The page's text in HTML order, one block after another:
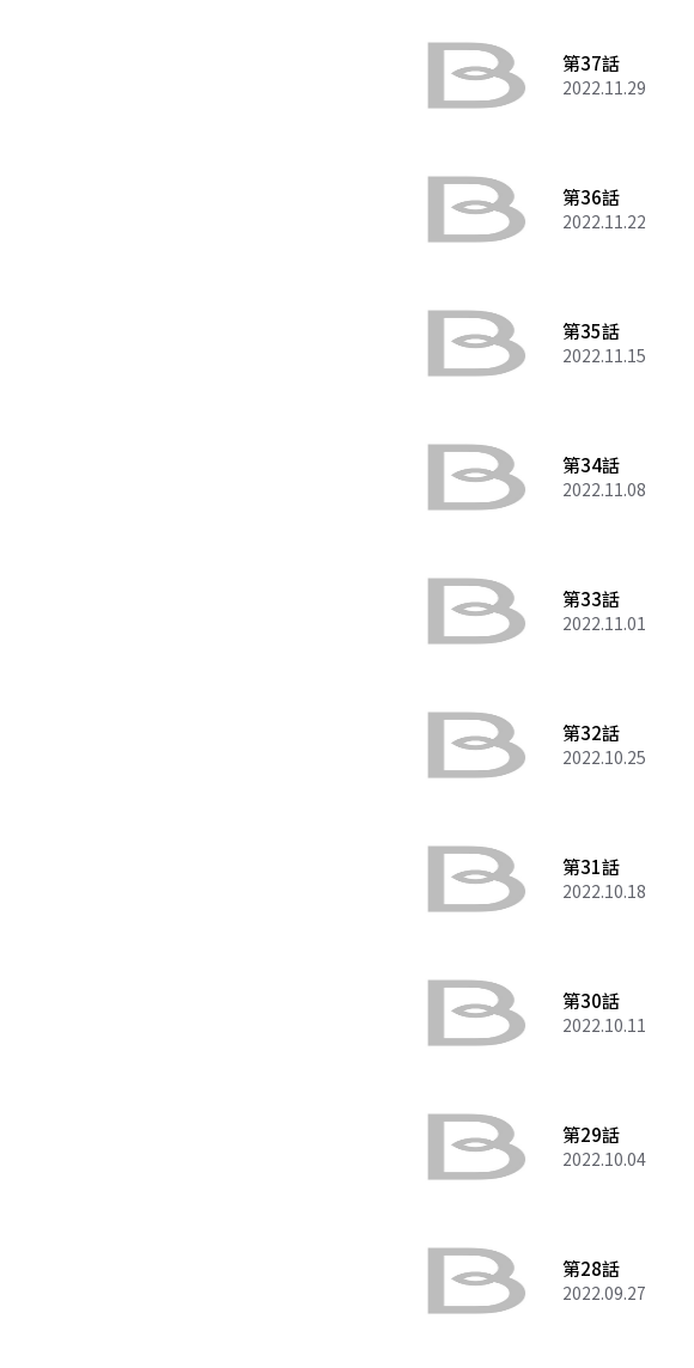
第37話
2022.11.29
第36話
2022.11.22
第35話
2022.11.15
第34話
2022.11.08
第33話
2022.11.01
第32話
2022.10.25
第31話
2022.10.18
第30話
2022.10.11
第29話
2022.10.04
第28話
2022.09.27